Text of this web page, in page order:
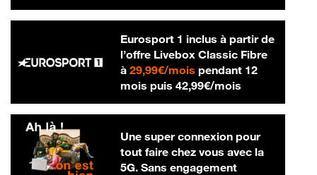
Eurosport 1 inclus à partir de
l’offre Livebox Classic Fibre
à 29,99€/mois29,99 € par mois
pendant 12
mois puis 42,99€/mois42,99 € par
Une super connexion pour
tout faire chez vous avec la
5G. Sans engagement